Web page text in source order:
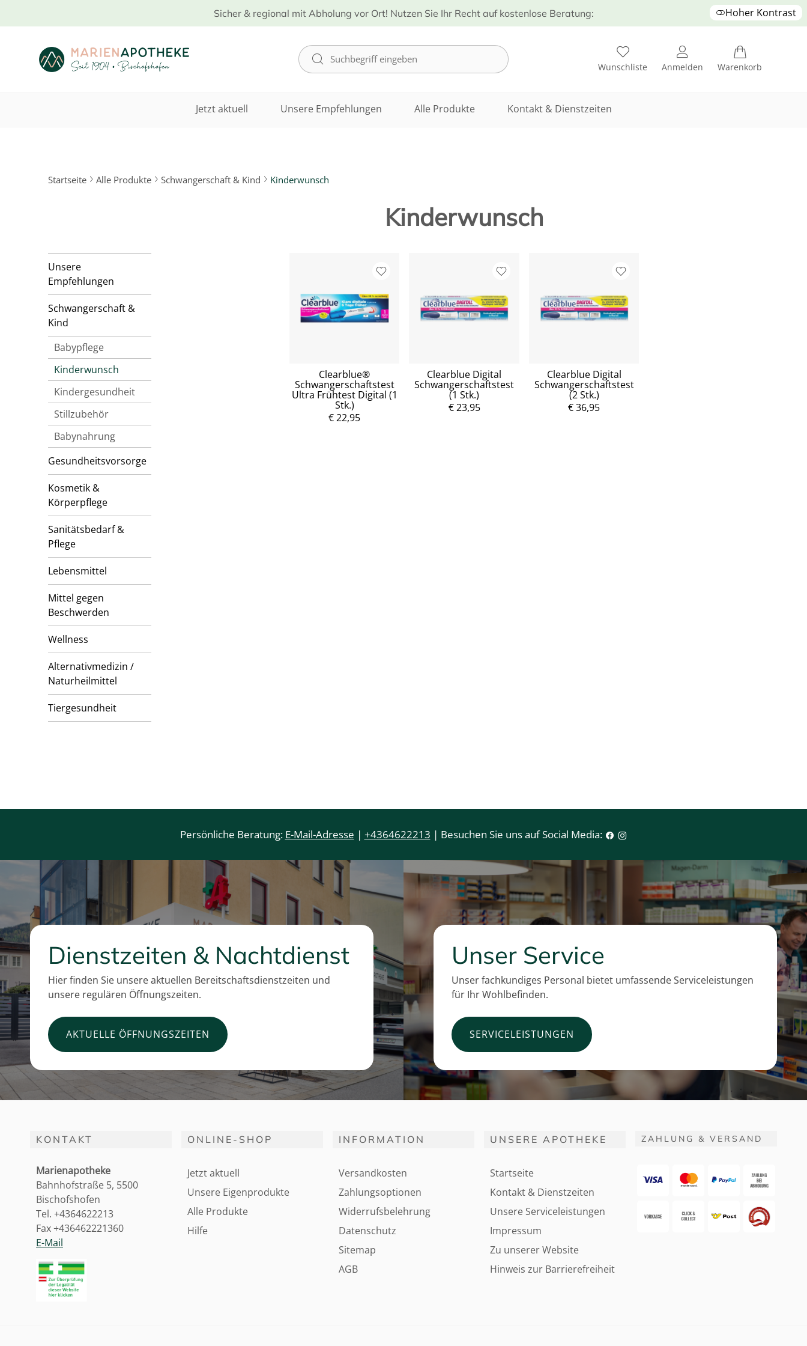
Sicher & regional mit Abholung vor Ort! Nutzen Sie Ihr Recht auf kostenlose Beratung: Hoher Kontrast
Wunschliste Anmelden Warenkorb
Jetzt aktuell Unsere Empfehlungen Alle Produkte Kontakt & Dienstzeiten
Startseite Alle Produkte Schwangerschaft & Kind Kinderwunsch
Unsere
Empfehlungen
Schwangerschaft &
Kind
Babypflege
Kinderwunsch
Kindergesundheit
Stillzubehör
Babynahrung
Gesundheitsvorsorge
Kosmetik &
Körperpflege
Sanitätsbedarf &
Pflege
Lebensmittel
Mittel gegen
Beschwerden
Wellness
Alternativmedizin /
Naturheilmittel
Tiergesundheit
Kinderwunsch
Clearblue®
Schwangerschaftstest
Ultra Frühtest Digital (1
Stk.)
€ 22,95
Clearblue Digital
Schwangerschaftstest
(1 Stk.)
€ 23,95
Clearblue Digital
Schwangerschaftstest
(2 Stk.)
€ 36,95
Persönliche Beratung: E-Mail-Adresse | +4364622213 | Besuchen Sie uns auf Social Media:
Dienstzeiten & Nachtdienst
Hier finden Sie unsere aktuellen Bereitschaftsdienstzeiten und
unsere regulären Öffnungszeiten.
AKTUELLE ÖFFNUNGSZEITEN
Unser Service
Unser fachkundiges Personal bietet umfassende Serviceleistungen
für Ihr Wohlbefinden.
SERVICELEISTUNGEN
KONTAKT
Marienapotheke
Bahnhofstraße 5, 5500
Bischofshofen
Tel. +4364622213
Fax +436462221360
E-Mail
ONLINE-SHOP
Jetzt aktuell
Unsere Eigenprodukte
Alle Produkte
Hilfe
INFORMATION
Versandkosten
Zahlungsoptionen
Widerrufsbelehrung
Datenschutz
Sitemap
AGB
UNSERE APOTHEKE
Startseite
Kontakt & Dienstzeiten
Unsere Serviceleistungen
Impressum
Zu unserer Website
Hinweis zur Barrierefreiheit
ZAHLUNG & VERSAND